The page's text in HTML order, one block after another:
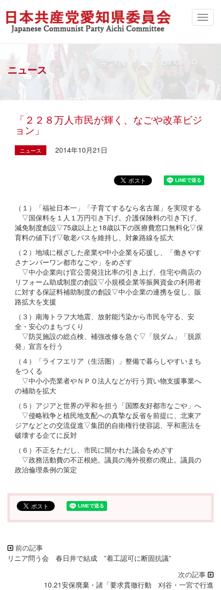
ニュース
「２２８万人市民が輝く、なごや改革ビジ
ョン」
ニュース 2014年10月21日
（１）「福祉日本一」「子育てするなら名古屋」を実現する
▽国保料を１人１万円引き下げ。介護保険料の引き下げ、
減免制度創設▽75歳以上と18歳以下の医療費窓口無料化▽保
育料の値下げ▽敬老パスを維持し、対象路線を拡大
（２）地域に根ざした産業や中小企業を応援し、「働きやす
さナンバーワン都市なごや」をめざす
▽中小企業向け官公需発注比率の引き上げ、住宅や商店の
リフォーム助成制度の創設▽小規模企業等振興資金の利用者
に対する保証料補助制度の創設▽中小企業の連携を促し、販
路拡大を支援
（３）南海トラフ大地震、放射能汚染から市民を守る、安
全・安心のまちづくり
▽防災施設の総点検、補強改修を急ぐ▽「脱ダム」「脱原
発」宣言を行う
（４）「ライフエリア（生活圏）」整備で暮らしやすいまち
をつくる
▽中小小売業者やＮＰＯ法人などが行う買い物支援事業へ
の補助を拡大
（５）アジアと世界の平和を担う「国際友好都市なごや」へ
▽侵略戦争と植民地支配への真摯な反省を前提に、北東ア
ジアなどとの交流促進▽集団的自衛権行使容認、平和憲法を
破壊する企てに反対
（６）不正をただし、市民に開かれた議会をめざす
▽政務活動費の不正根絶。議員の海外視察の廃止。議員の
政治倫理条例の策定
リニア問う会 春日井で結成 ”着工認可に断固抗議”
10.21安保廃棄・諸「要求貫徹行動 刈谷・一宮で行進